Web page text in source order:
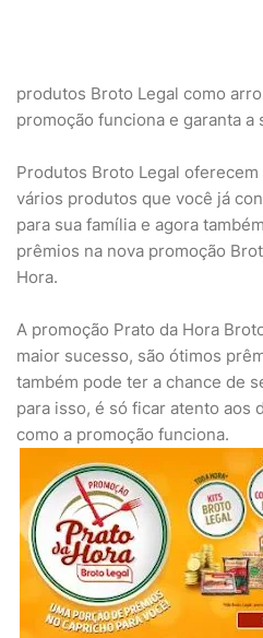
produtos Broto Legal como
promoção funciona e garanta a
Produtos Broto Legal
vários produtos que você já
para sua família e agora
prêmios na nova promoção
Hora.
A promoção Prato da Hora
maior sucesso, são ótimos
também pode ter a chance de
para isso, é só ficar atento aos
como a promoção funciona.